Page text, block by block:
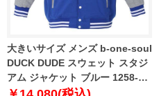
大きいサイズ メンズ b-one-soul
DUCK DUDE スウェット スタジ
アム ジャケット ブルー 1258-
2393-3 3L 4L 5L 6L